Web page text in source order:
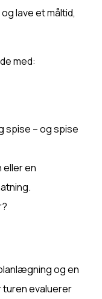
lave et måltid,
med:
spise – og spise
en
og en
turen evaluerer